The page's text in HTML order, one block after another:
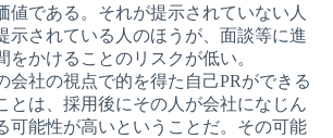
値である。それが提示されていない人
示されている人のほうが、面談等に進
をかけることのリスクが低い。
会社の視点で的を得た自己PRができる
とは、採用後にその人が会社になじん
可能性が高いということだ。その可能